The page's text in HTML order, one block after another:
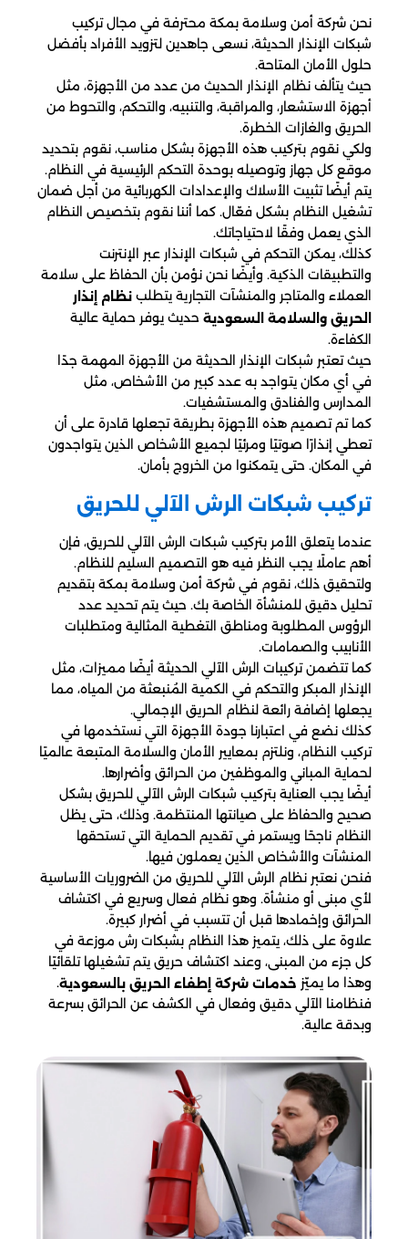
نحن شركة أمن وسلامة بمكة محترفة في مجال تركيب
شبكات الإنذار الحديثة، نسعى جاهدين لتزويد الأفراد بأفضل
حلول الأمان المتاحة.
حيث يتألف نظام الإنذار الحديث من عدد من الأجهزة، مثل
أجهزة الاستشعار، والمراقبة، والتنبيه، والتحكم، والتحوط من
الحريق والغازات الخطرة.
ولكي نقوم بتركيب هذه الأجهزة بشكل مناسب، نقوم بتحديد
موقع كل جهاز وتوصيله بوحدة التحكم الرئيسية في النظام.
يتم أيضًا تثبيت الأسلاك والإعدادات الكهربائية من أجل ضمان
تشغيل النظام بشكل فعّال. كما أننا نقوم بتخصيص النظام
الذي يعمل وفقًا لاحتياجاتك.
كذلك، يمكن التحكم في شبكات الإنذار عبر الإنترنت
والتطبيقات الذكية. وأيضًا نحن نؤمن بأن الحفاظ على سلامة
العملاء والمتاجر والمنشآت التجارية يتطلب نظام إنذار
الحريق والسلامة السعودية حديث يوفر حماية عالية
الكفاءة.
حيث تعتبر شبكات الإنذار الحديثة من الأجهزة المهمة جدًا
في أي مكان يتواجد به عدد كبير من الأشخاص، مثل
المدارس والفنادق والمستشفيات.
كما تم تصميم هذه الأجهزة بطريقة تجعلها قادرة على أن
تعطي إنذارًا صوتيًا ومرئيًا لجميع الأشخاص الذين يتواجدون
في المكان. حتى يتمكنوا من الخروج بأمان.
تركيب شبكات الرش الآلي للحريق
عندما يتعلق الأمر بتركيب شبكات الرش الآلي للحريق، فإن
أهم عاملًا يجب النظر فيه هو التصميم السليم للنظام.
ولتحقيق ذلك، نقوم في شركة أمن وسلامة بمكة بتقديم
تحليل دقيق للمنشأة الخاصة بك. حيث يتم تحديد عدد
الرؤوس المطلوبة ومناطق التغطية المثالية ومتطلبات
الأنابيب والصمامات.
كما تتضمن تركيبات الرش الآلي الحديثة أيضًا مميزات، مثل
الإنذار المبكر والتحكم في الكمية المُنبعثة من المياه، مما
يجعلها إضافة رائعة لنظام الحريق الإجمالي.
كذلك نضع في اعتبارنا جودة الأجهزة التي نستخدمها في
تركيب النظام، ونلتزم بمعايير الأمان والسلامة المتبعة عالميًا
لحماية المباني والموظفين من الحرائق وأضرارها.
أيضًا يجب العناية بتركيب شبكات الرش الآلي للحريق بشكل
صحيح والحفاظ على صيانتها المنتظمة. وذلك، حتى يظل
النظام ناجحًا ويستمر في تقديم الحماية التي تستحقها
المنشآت والأشخاص الذين يعملون فيها.
فنحن نعتبر نظام الرش الآلي للحريق من الضروريات الأساسية
لأي مبنى أو منشأة. وهو نظام فعال وسريع في اكتشاف
الحرائق وإخمادها قبل أن تتسبب في أضرار كبيرة.
علاوة على ذلك، يتميز هذا النظام بشبكات رش موزعة في
كل جزء من المبنى، وعند اكتشاف حريق يتم تشغيلها تلقائيًا
وهذا ما يميّز خدمات شركة إطفاء الحريق بالسعودية.
فنظامنا الآلي دقيق وفعال في الكشف عن الحرائق بسرعة
وبدقة عالية.